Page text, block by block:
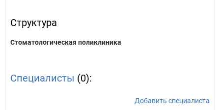
Структура
Стоматологическая поликлиника
Специалисты (0):
Добавить специалиста